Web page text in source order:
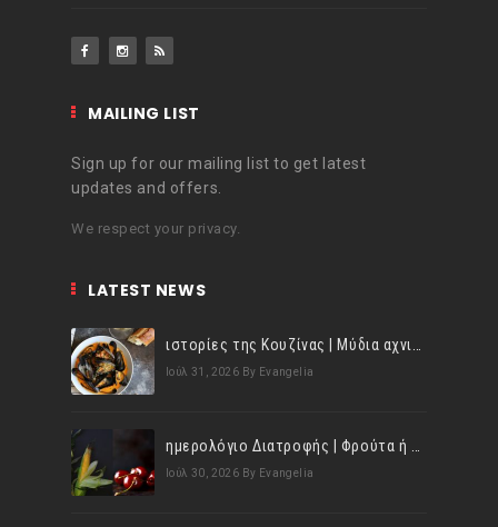
MAILING LIST
Sign up for our mailing list to get latest
updates and offers.
We respect your privacy.
LATEST NEWS
ιστορίες της Κουζίνας | Μύδια αχνιστά σβησμένα με λευκό κρασί!
Ιούλ 31, 2026 By Evangelia
ημερολόγιο Διατροφής | Φρούτα ή λαχανικά; Γνωρίζεις τη διαφορά;
Ιούλ 30, 2026 By Evangelia